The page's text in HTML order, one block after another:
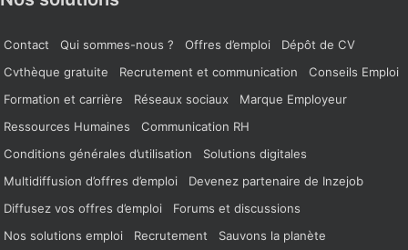
Contact Qui sommes-nous ? Offres d’emploi
Dépôt de CV
Cvthèque gratuite
Recrutement et communication
Conseils Emploi
Formation et carrière
Réseaux sociaux
Marque Employeur
Ressources Humaines
Communication RH
Conditions générales d’utilisation
Solutions digitales
Multidiffusion d’offres d’emploi
Devenez partenaire de Inzejob
Diffusez vos offres d’emploi
Forums et discussions
Nos solutions emploi
Recrutement
Sauvons la planète